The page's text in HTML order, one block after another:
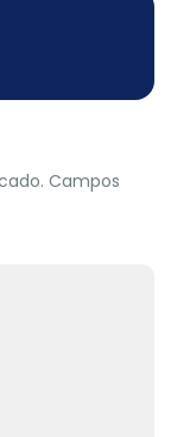
Campos